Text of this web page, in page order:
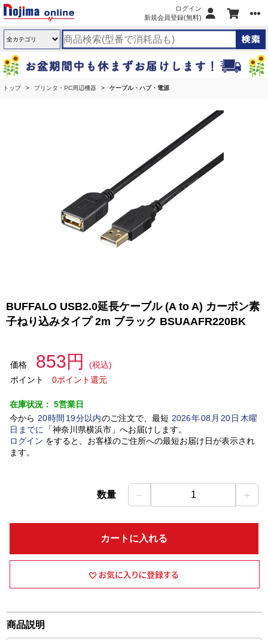
ログイン
新規会員登録(無料)
トップ プリンタ・PC周辺機器 ケーブル・ハブ・電源
BUFFALO USB2.0延長ケーブル (A to A) カーボン素
子ねり込みタイプ 2m ブラック BSUAAFR220BK
価格 853円
(税込)
ポイント
0ポイント還元
在庫状況： 5営業日
今から 20時間 19分以内のご注文で、最短 2026年08 月 20日木曜
日 までに 「神奈川県横浜市」 へお届けします。
ログイン をすると、お客様のご住所への最短お届け日が表示され
ます。
数量 － 1 ＋
カートに入れる
商品説明